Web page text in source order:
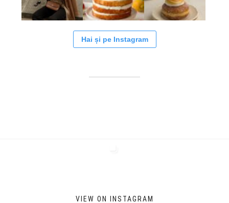
Hai și pe Instagram
VIEW ON INSTAGRAM